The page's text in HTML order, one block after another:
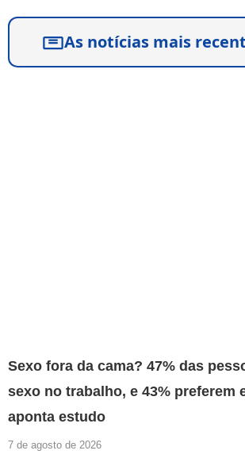
As notícias mais
Sexo fora da cama? 47% das
sexo no trabalho, e 43% preferem
aponta estudo
7 de agosto de 2026